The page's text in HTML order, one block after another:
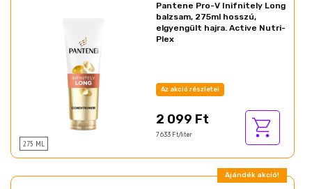
275 ML
Pantene Pro-V Inifnitely Long
balzsam, 275ml hosszú,
elgyengült hajra. Active Nutri-
Plex
Az akció részletei
2 099 Ft
7 633 Ft/liter
Ajándék akció!